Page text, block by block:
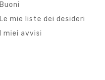
Buoni
Le mie liste dei desideri
I miei avvisi